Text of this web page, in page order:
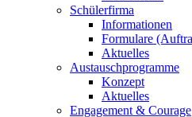
Schülerfirma
Informationen
Formulare
Aktuelles
Austauschprogramme
Konzept
Aktuelles
Engagement & Courage